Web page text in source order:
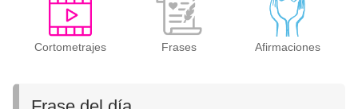
Cortometrajes Frases Afirmaciones